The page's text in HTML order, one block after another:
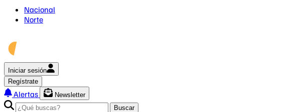
Nacional
Norte
Iniciar sesión
Regístrate
Alertas
Newsletter
Buscar